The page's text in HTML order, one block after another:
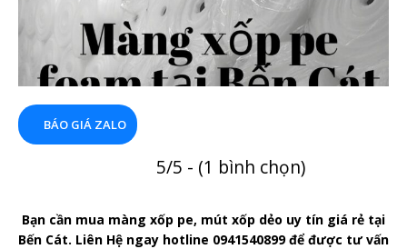
BÁO GIÁ ZALO
5/5 - (1 bình chọn)
Bạn cần mua màng xốp pe, mút xốp dẻo uy tín giá rẻ tại
Bến Cát. Liên Hệ ngay hotline 0941540899 để được tư vấn